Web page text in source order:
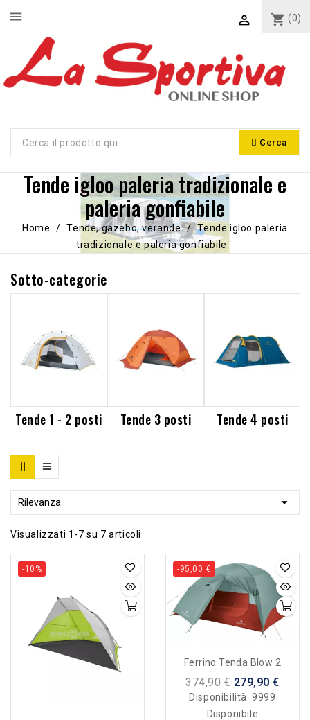
shopping_cart (0)

Cerca
menu
Tende igloo paleria tradizionale e
paleria gonfiabile
Home Tende, gazebo, verande
Tende igloo paleria
tradizionale e paleria gonfiabile
Sotto-categorie
Tende 1 - 2 posti Tende 3 posti Tende 4 posti
Rilevanza 
Visualizzati 1-7 su 7 articoli
-10% -95,00 €
Ferrino Tenda Blow 2
374,90 € 279,90 €
Disponibilità:9999
Disponibile